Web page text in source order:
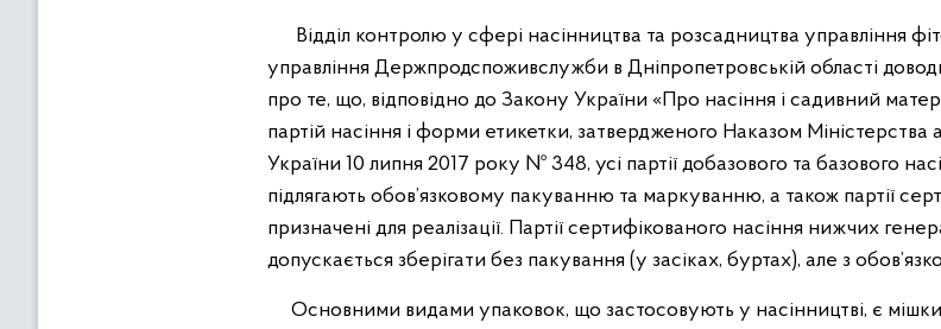
Відділ контролю у сфері насінництва та розсадництва управління
управління Держпродспоживслужби в Дніпропетровській області
про те, що, відповідно до Закону України «Про насіння і садивний
партій насіння і форми етикетки, затвердженого Наказом Міністерства
України 10 липня 2017 року № 348, усі партії добазового та базового
підлягають обов’язковому пакуванню та маркуванню, а також партії
призначені для реалізації. Партії сертифікованого насіння нижчих
допускається зберігати без пакування (у засіках, буртах), але з
Основними видами упаковок, що застосовують у насінництві, є